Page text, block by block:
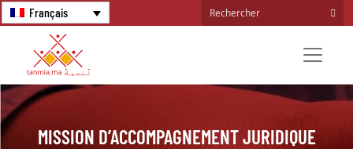
Français
MISSION D’ACCOMPAGNEMENT JURIDIQUE